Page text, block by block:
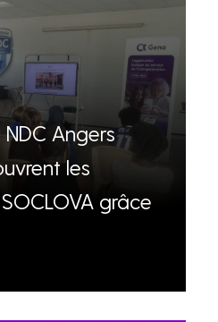
Angers
les
grâce